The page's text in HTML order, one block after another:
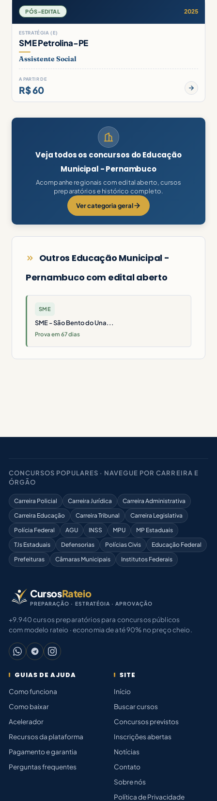
PÓS-EDITAL 2025
ESTRATÉGIA (E)
SME Petrolina-PE
Assistente Social
A PARTIR DE
R$ 60
Veja todos os concursos do Educação
Municipal - Pernambuco
Acompanhe regionais com edital aberto, cursos
preparatórios e histórico completo.
Ver categoria geral
Outros Educação Municipal -
Pernambuco com edital aberto
SME
SME - São Bento do Una...
Prova em 67 dias
CONCURSOS POPULARES · NAVEGUE POR CARREIRA E
ÓRGÃO
Carreira Policial Carreira Jurídica
Carreira Administrativa
Carreira Educação
Carreira Tribunal
Carreira Legislativa
Polícia Federal
AGU INSS MPU
MP Estaduais
TJs Estaduais
Defensorias Polícias Civis
Educação Federal
Prefeituras
Câmaras Municipais Institutos Federais
CursosRateio
PREPARAÇÃO · ESTRATÉGIA · APROVAÇÃO
+9.940 cursos preparatórios para concursos públicos
com modelo rateio · economia de até 90% no preço cheio.
GUIAS DE AJUDA
Como funciona
Como baixar
Acelerador
Recursos da plataforma
Pagamento e garantia
Perguntas frequentes
SITE
Início
Buscar cursos
Concursos previstos
Inscrições abertas
Notícias
Contato
Sobre nós
Política de Privacidade